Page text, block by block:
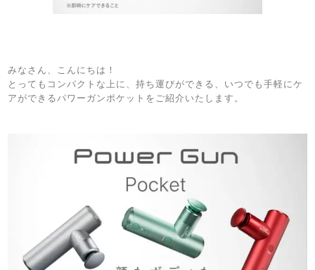
みなさん、こんにちは！
とってもコンパクトな上に、持ち運びができる、いつでも手軽にケ
アができるパワーガンポケットをご紹介いたします。